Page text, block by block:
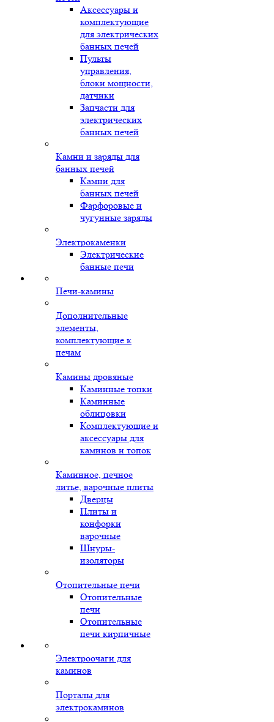
Аксессуары и
комплектующие
для электрических
банных печей
Пульты
управления,
блоки мощности,
датчики
Запчасти для
электрических
банных печей
Камни и заряды для
банных печей
Камни для
банных печей
Фарфоровые и
чугунные заряды
Электрокаменки
Электрические
банные печи
Печи-камины
Дополнительные
элементы,
комплектующие к
печам
Камины дровяные
Каминные топки
Каминные
облицовки
Комплектующие и
аксессуары для
каминов и топок
Каминное, печное
литье, варочные плиты
Дверцы
Плиты и
конфорки
варочные
Шнуры-
изоляторы
Отопительные печи
Отопительные
печи
Отопительные
печи кирпичные
Электроочаги для
каминов
Порталы для
электрокаминов